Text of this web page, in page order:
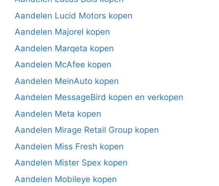
Aandelen Lucid Motors kopen
Aandelen Majorel kopen
Aandelen Marqeta kopen
Aandelen McAfee kopen
Aandelen MeinAuto kopen
Aandelen MessageBird kopen en verkopen
Aandelen Meta kopen
Aandelen Mirage Retail Group kopen
Aandelen Miss Fresh kopen
Aandelen Mister Spex kopen
Aandelen Mobileye kopen